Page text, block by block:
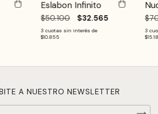
Eslabon Infinito
$50.100 $32.565
3 cuotas sin interés de
$10.855
3
A NUESTRO NEWSLETTER